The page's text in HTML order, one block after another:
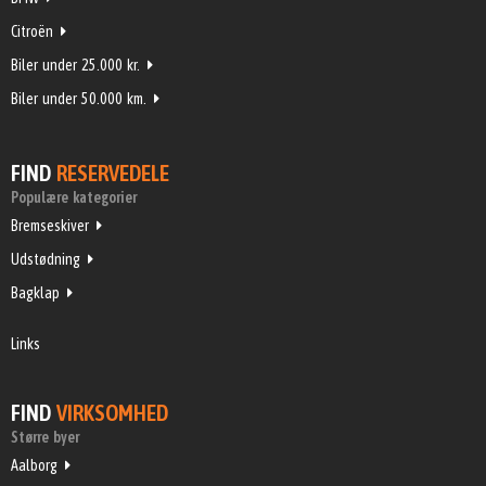
Citroën
Biler under 25.000 kr.
Biler under 50.000 km.
FIND RESERVEDELE
Populære kategorier
Bremseskiver
Udstødning
Bagklap
Links
FIND VIRKSOMHED
Større byer
Aalborg